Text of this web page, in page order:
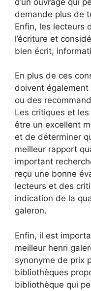
demande plus de
Enfin, les lecteurs
l’écriture et
bien écrit,
En plus de ces
doivent
ou des
Les critiques et
être un excellent
et de déterminer
meilleur rapport
important
reçu une bonne
lecteurs et des
indication de la
galeron.
Enfin, il est
meilleur henri
synonyme de prix
bibliothèques
bibliothèque qui